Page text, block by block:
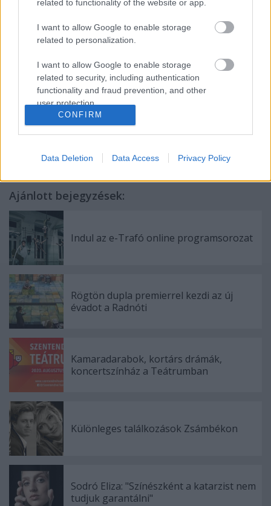
related to functionality of the website or app.
I want to allow Google to enable storage
related to personalization.
I want to allow Google to enable storage
related to security, including authentication
functionality and fraud prevention, and other
user protection.
CONFIRM
Data Deletion Data Access Privacy Policy
Forrás: Budapesti Operettszínház
musical operett
Ajánlott bejegyzések:
Indul az e-Trafó online programsorozat
Rögtön dupla premierrel kezdi az új
évadot a Radnóti
Kamaradarabok, kortárs drámák,
koncertszínház a Teátrumban
Különleges találkozások Zsámbékon
Sodró Eliza: "Színészként a katarzist nem
tudjuk garantálni"